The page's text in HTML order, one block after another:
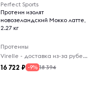
Perfect Sports
Протеин изолят
новозеландский Мокко латте,
2.27 кг
Протеины
Virelle - доставка из-за рубежа
16 722 -9% 18 394